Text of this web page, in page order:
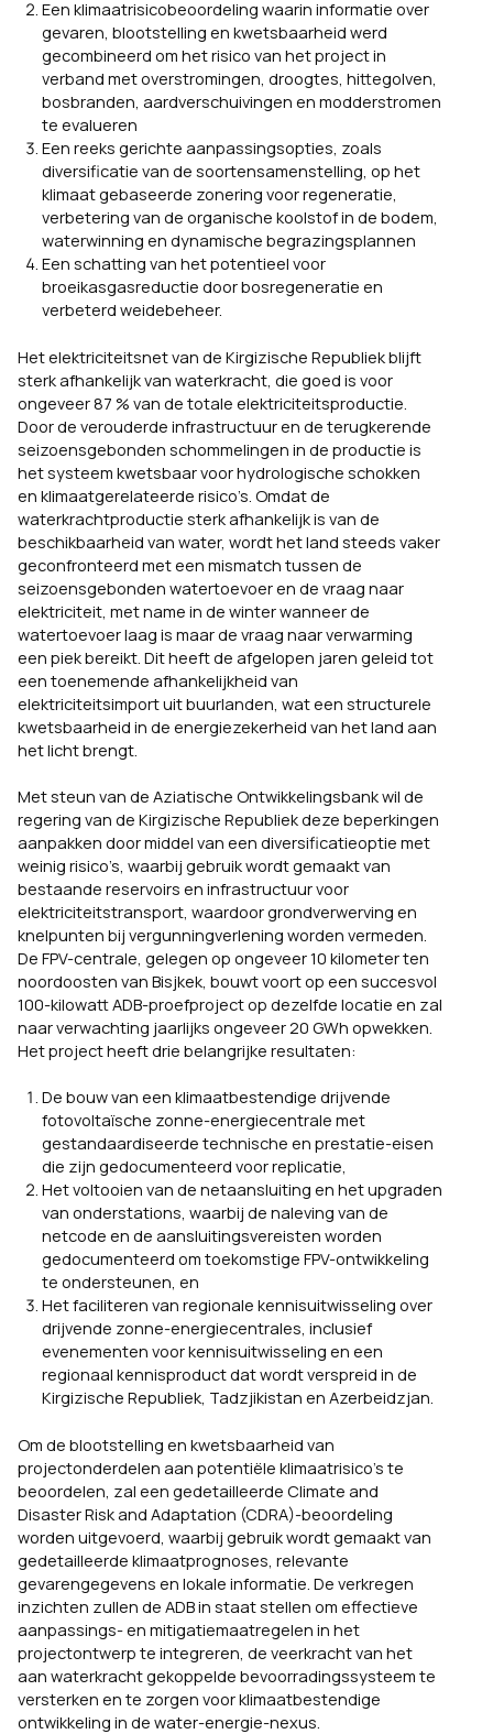
Een klimaatrisicobeoordeling waarin informatie over
gevaren, blootstelling en kwetsbaarheid werd
gecombineerd om het risico van het project in
verband met overstromingen, droogtes, hittegolven,
bosbranden, aardverschuivingen en modderstromen
te evalueren
Een reeks gerichte aanpassingsopties, zoals
diversificatie van de soortensamenstelling, op het
klimaat gebaseerde zonering voor regeneratie,
verbetering van de organische koolstof in de bodem,
waterwinning en dynamische begrazingsplannen
Een schatting van het potentieel voor
broeikasgasreductie door bosregeneratie en
verbeterd weidebeheer.
Het elektriciteitsnet van de Kirgizische Republiek blijft
sterk afhankelijk van waterkracht, die goed is voor
ongeveer 87 % van de totale elektriciteitsproductie.
Door de verouderde infrastructuur en de terugkerende
seizoensgebonden schommelingen in de productie is
het systeem kwetsbaar voor hydrologische schokken
en klimaatgerelateerde risico’s. Omdat de
waterkrachtproductie sterk afhankelijk is van de
beschikbaarheid van water, wordt het land steeds vaker
geconfronteerd met een mismatch tussen de
seizoensgebonden watertoevoer en de vraag naar
elektriciteit, met name in de winter wanneer de
watertoevoer laag is maar de vraag naar verwarming
een piek bereikt. Dit heeft de afgelopen jaren geleid tot
een toenemende afhankelijkheid van
elektriciteitsimport uit buurlanden, wat een structurele
kwetsbaarheid in de energiezekerheid van het land aan
het licht brengt.
Met steun van de Aziatische Ontwikkelingsbank wil de
regering van de Kirgizische Republiek deze beperkingen
aanpakken door middel van een diversificatieoptie met
weinig risico’s, waarbij gebruik wordt gemaakt van
bestaande reservoirs en infrastructuur voor
elektriciteitstransport, waardoor grondverwerving en
knelpunten bij vergunningverlening worden vermeden.
De FPV-centrale, gelegen op ongeveer 10 kilometer ten
noordoosten van Bisjkek, bouwt voort op een succesvol
100-kilowatt ADB-proefproject op dezelfde locatie en zal
naar verwachting jaarlijks ongeveer 20 GWh opwekken.
Het project heeft drie belangrijke resultaten:
De bouw van een klimaatbestendige drijvende
fotovoltaïsche zonne-energiecentrale met
gestandaardiseerde technische en prestatie-eisen
die zijn gedocumenteerd voor replicatie,
Het voltooien van de netaansluiting en het upgraden
van onderstations, waarbij de naleving van de
netcode en de aansluitingsvereisten worden
gedocumenteerd om toekomstige FPV-ontwikkeling
te ondersteunen, en
Het faciliteren van regionale kennisuitwisseling over
drijvende zonne-energiecentrales, inclusief
evenementen voor kennisuitwisseling en een
regionaal kennisproduct dat wordt verspreid in de
Kirgizische Republiek, Tadzjikistan en Azerbeidzjan.
Om de blootstelling en kwetsbaarheid van
projectonderdelen aan potentiële klimaatrisico’s te
beoordelen, zal een gedetailleerde Climate and
Disaster Risk and Adaptation (CDRA)-beoordeling
worden uitgevoerd, waarbij gebruik wordt gemaakt van
gedetailleerde klimaatprognoses, relevante
gevarengegevens en lokale informatie. De verkregen
inzichten zullen de ADB in staat stellen om effectieve
aanpassings- en mitigatiemaatregelen in het
projectontwerp te integreren, de veerkracht van het
aan waterkracht gekoppelde bevoorradingssysteem te
versterken en te zorgen voor klimaatbestendige
ontwikkeling in de water-energie-nexus.